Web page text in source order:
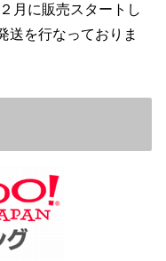
月に販売スタートし
送を行なっておりま